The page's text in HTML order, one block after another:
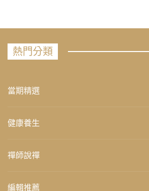
熱門分類
當期精選
健康養生
禪師說禪
編輯推薦